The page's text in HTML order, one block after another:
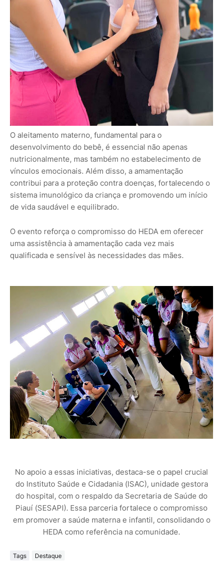
O aleitamento materno, fundamental para o
desenvolvimento do bebê, é essencial não apenas
nutricionalmente, mas também no estabelecimento de
vínculos emocionais. Além disso, a amamentação
contribui para a proteção contra doenças, fortalecendo o
sistema imunológico da criança e promovendo um início
de vida saudável e equilibrado.
O evento reforça o compromisso do HEDA em oferecer
uma assistência à amamentação cada vez mais
qualificada e sensível às necessidades das mães.
No apoio a essas iniciativas, destaca-se o papel crucial
do Instituto Saúde e Cidadania (ISAC), unidade gestora
do hospital, com o respaldo da Secretaria de Saúde do
Piauí (SESAPI). Essa parceria fortalece o compromisso
em promover a saúde materna e infantil, consolidando o
HEDA como referência na comunidade.
Tags Destaque